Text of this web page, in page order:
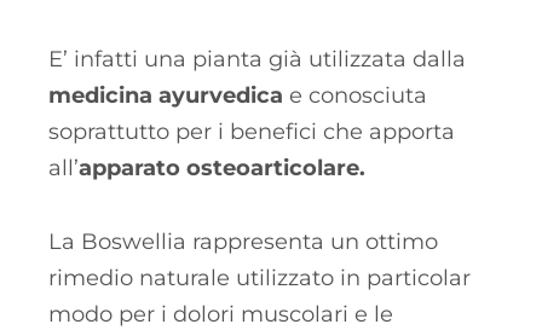
E’ infatti una pianta già utilizzata dalla
medicina ayurvedica e conosciuta
soprattutto per i benefici che apporta
all’apparato osteoarticolare.
La Boswellia rappresenta un ottimo
rimedio naturale utilizzato in particolar
modo per i dolori muscolari e le